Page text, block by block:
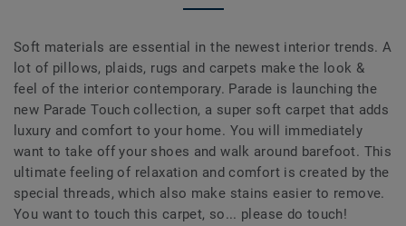
Soft materials are essential in the newest interior trends. A
lot of pillows, plaids, rugs and carpets make the look &
feel of the interior contemporary. Parade is launching the
new Parade Touch collection, a super soft carpet that adds
luxury and comfort to your home. You will immediately
want to take off your shoes and walk around barefoot. This
ultimate feeling of relaxation and comfort is created by the
special threads, which also make stains easier to remove.
You want to touch this carpet, so... please do touch!